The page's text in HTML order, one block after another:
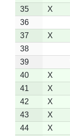
35
X
36
37
X
38
39
40
X
41
X
42
X
43
X
44
X